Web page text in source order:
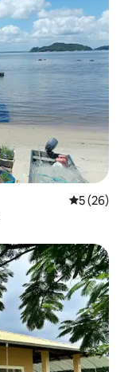
5 av 5 i
5 (26)